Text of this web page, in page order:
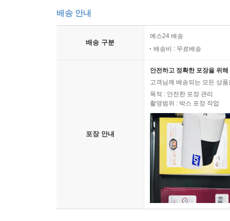
배송 안내
배송 구분
예스24 배송
배송비 : 무료배송
포장 안내
안전하고 정확한 포장을 위
고객님께 배송되는 모든 상
목적 : 안전한 포장 관리
촬영범위 : 박스 포장 작업